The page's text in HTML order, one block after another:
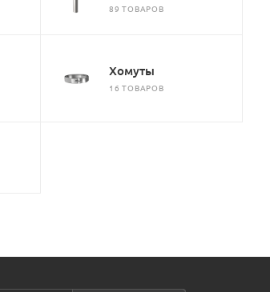
89 ТОВАРОВ
Хомуты
16 ТОВАРОВ